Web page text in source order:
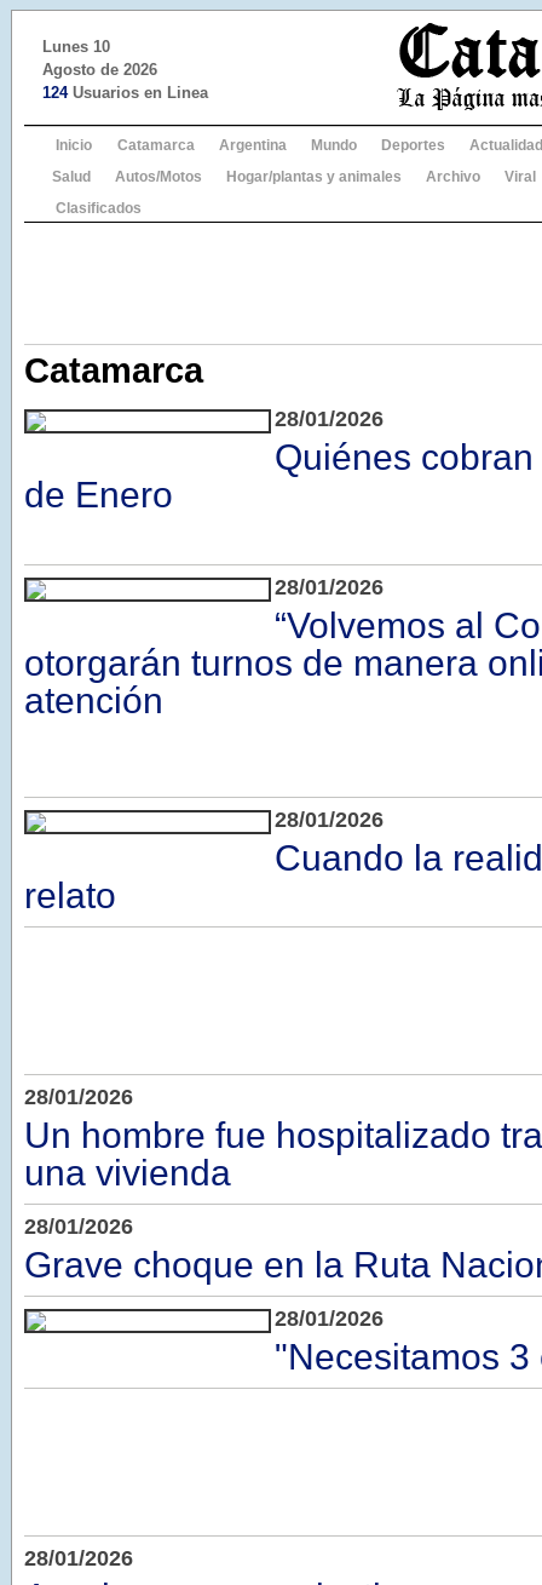
Lunes 10
Agosto de 2026
124Usuarios en Linea
Inicio Catamarca Argentina Mundo Deportes
Actualidad
Salud
Autos/Motos Hogar/plantas y animales Archivo
Viral
Clasificados
Catamarca
28/01/2026
Quiénes
de Enero
28/01/2026
“Volvemos al
otorgarán turnos de manera
atención
28/01/2026
Cuando la
relato
28/01/2026
Un hombre fue hospitalizado
una vivienda
28/01/2026
Grave choque en la Ruta
28/01/2026
"Necesitamos 3
28/01/2026